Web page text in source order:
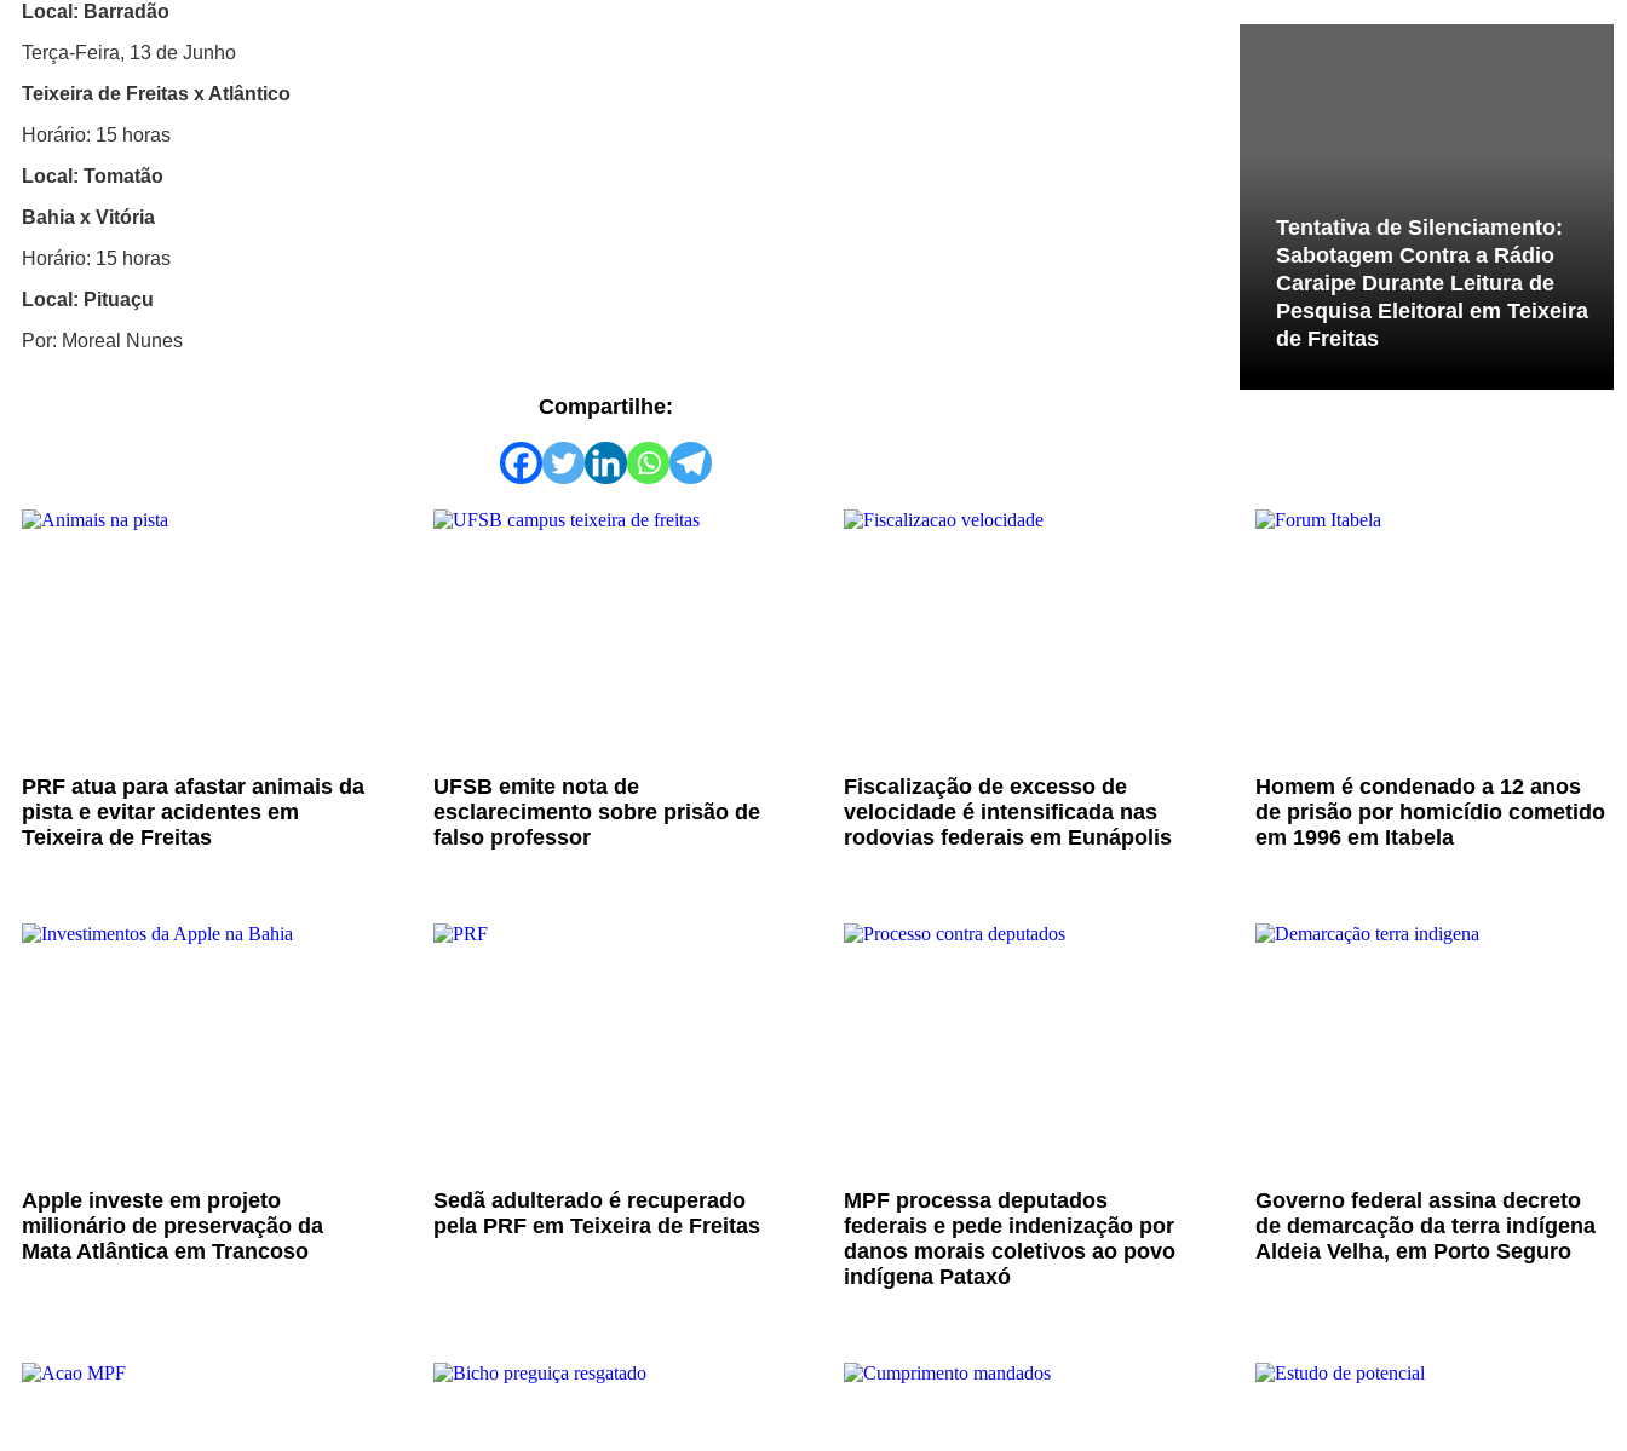
Local: Barradão
Terça-Feira, 13 de Junho
Teixeira de Freitas x Atlântico
Horário: 15 horas
Local: Tomatão
Bahia x Vitória
Horário: 15 horas
Local: Pituaçu
Por: Moreal Nunes
Compartilhe:
Tentativa de Silenciamento:
Sabotagem Contra a Rádio
Caraipe Durante Leitura de
Pesquisa Eleitoral em Teixeira
de Freitas
PRF atua para afastar animais da
pista e evitar acidentes em
Teixeira de Freitas
UFSB emite nota de
esclarecimento sobre prisão de
falso professor
Fiscalização de excesso de
velocidade é intensificada nas
rodovias federais em Eunápolis
Homem é condenado a 12 anos
de prisão por homicídio cometido
em 1996 em Itabela
Apple investe em projeto
milionário de preservação da
Mata Atlântica em Trancoso
Sedã adulterado é recuperado
pela PRF em Teixeira de Freitas
MPF processa deputados
federais e pede indenização por
danos morais coletivos ao povo
indígena Pataxó
Governo federal assina decreto
de demarcação da terra indígena
Aldeia Velha, em Porto Seguro